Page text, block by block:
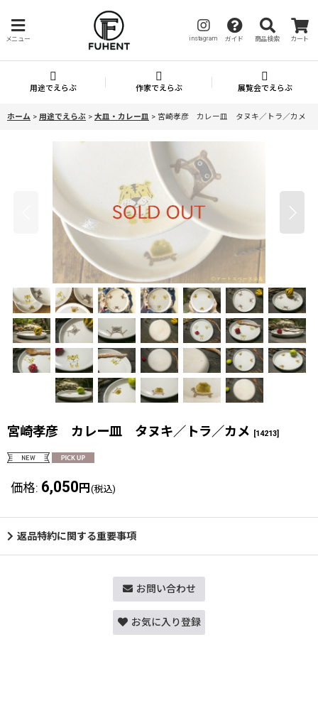
メニュー instagram ガイド 商品検索 カート
用途でえらぶ 作家でえらぶ 展覧会でえらぶ
ホーム > 用途でえらぶ > 大皿・カレー皿 > 宮崎孝彦 カレー皿 タヌキ／トラ／カメ
宮崎孝彦 カレー皿 タヌキ／トラ／カメ [14213]
価格: 6,050 円 (税込)
返品特約に関する重要事項
お問い合わせ
お気に入り登録